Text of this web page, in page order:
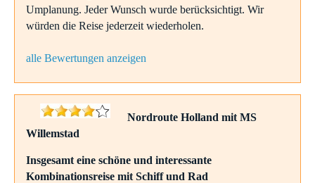
Umplanung. Jeder Wunsch wurde berücksichtigt. Wir
würden die Reise jederzeit wiederholen.
alle Bewertungen anzeigen
Nordroute Holland mit MS
Willemstad
Insgesamt eine schöne und interessante
Kombinationsreise mit Schiff und Rad